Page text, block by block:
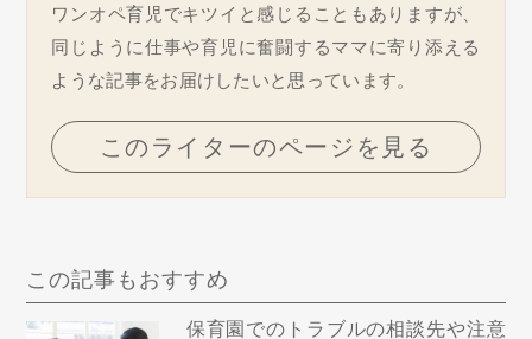
ワンオペ育児でキツイと感じることもありますが、
同じように仕事や育児に奮闘するママに寄り添える
ような記事をお届けしたいと思っています。
このライターのページを見る
この記事もおすすめ
保育園でのトラブルの相談先や注意